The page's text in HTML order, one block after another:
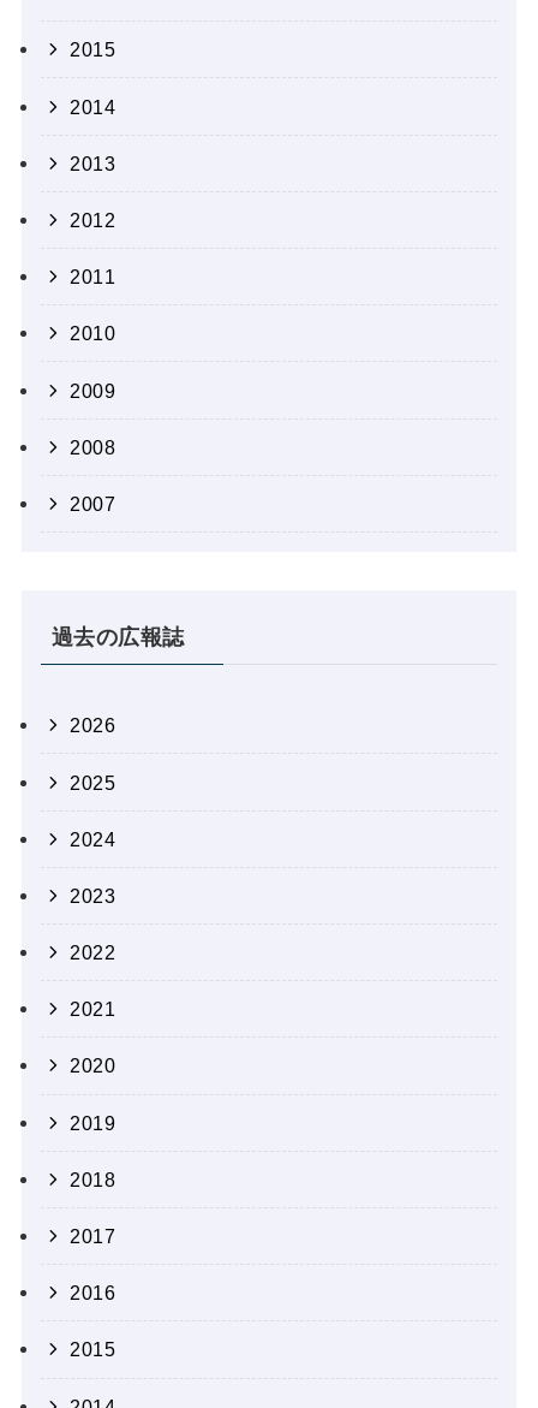
2015
2014
2013
2012
2011
2010
2009
2008
2007
過去の広報誌
2026
2025
2024
2023
2022
2021
2020
2019
2018
2017
2016
2015